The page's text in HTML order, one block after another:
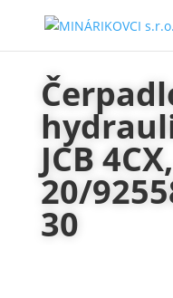
JCB 4CX,
20/
30